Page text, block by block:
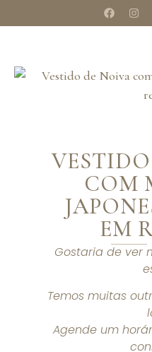
COM
EM
Gostaria de ver
Temos muitas
Agende um